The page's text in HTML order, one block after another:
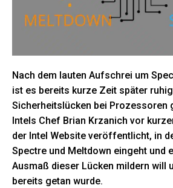
Nach dem lauten Aufschrei um
ist es bereits kurze Zeit später
Sicherheitslücken bei Prozessoren
Intels Chef Brian Krzanich vor
der Intel Website veröffentlicht, in
Spectre und Meltdown eingeht und
Ausmaß dieser Lücken mildern will
bereits getan wurde.